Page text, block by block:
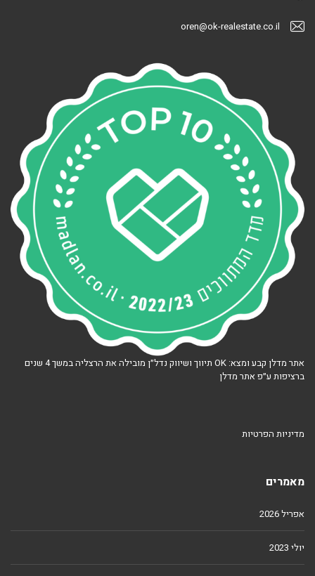
oren@ok-realestate.co.il
אתר מדלן קבע ומצא: OK תיווך ושיווק נדל״ן מובילה את הרצליה במשך 4 שנים
ברציפות ע״פ אתר מדלן
מדיניות הפרטיות
מאמרים
אפריל 2026
יולי 2023